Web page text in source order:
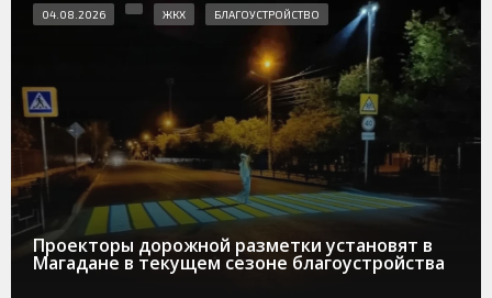
Проекторы дорожной разметки установят в
Магадане в текущем сезоне благоустройства
04.08.2026 ЖКХ БЛАГОУСТРОЙСТВО